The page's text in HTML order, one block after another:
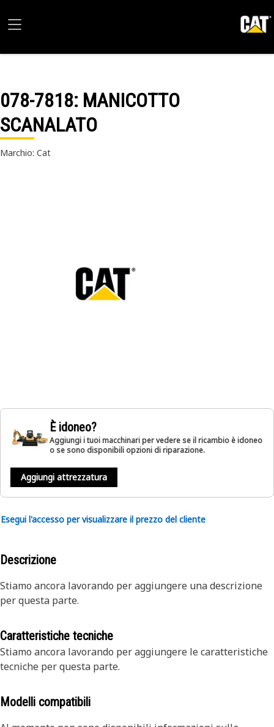
078-7818: MANICOTTO
SCANALATO
Marchio: Cat
È idoneo?
Aggiungi i tuoi macchinari per vedere se il ricambio è idoneo
o se sono disponibili opzioni di riparazione.
Aggiungi attrezzatura
Esegui l'accesso per visualizzare il prezzo del cliente
Descrizione
Stiamo ancora lavorando per aggiungere una descrizione
per questa parte.
Caratteristiche tecniche
Stiamo ancora lavorando per aggiungere le caratteristiche
tecniche per questa parte.
Modelli compatibili